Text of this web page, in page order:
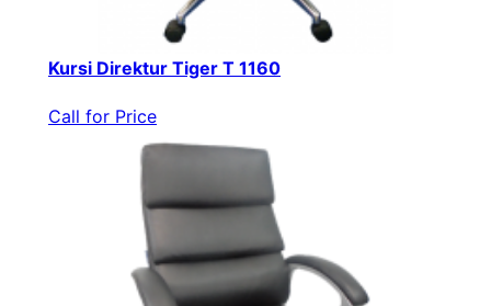
Kursi Direktur Tiger T 1160
Call for Price